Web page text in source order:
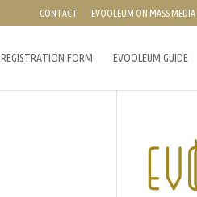
CONTACT EVOOLEUM ON MASS MEDIA
REGISTRATION FORM EVOOLEUM GUIDE